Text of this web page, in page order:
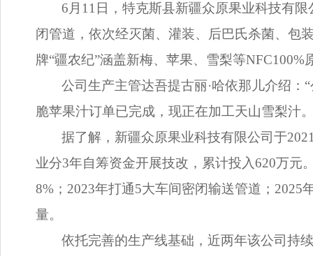
6月11日，特克斯县新疆众原果业科技有
闭管道，依次经灭菌、灌装、后巴氏杀菌、包
牌“疆农纪”涵盖新梅、苹果、雪梨等
公司生产主管达吾提古丽·哈依那儿介绍
脆苹果汁订单已完成，现正在加工天山雪梨汁
据了解，新疆众原果业科技有限公司于
业分3年自筹资金开展技改，累计投入620万元
8%；2023年打通5大车间密闭输送管道；
量。
依托完善的生产线基础，近两年该公司持